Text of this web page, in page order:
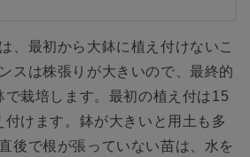
、最初から大鉢に植え付けないこ
スは株張りが大きいので、最終的
で栽培します。最初の植え付は15
付けます。鉢が大きいと用土も多
後で根が張っていない苗は、水を